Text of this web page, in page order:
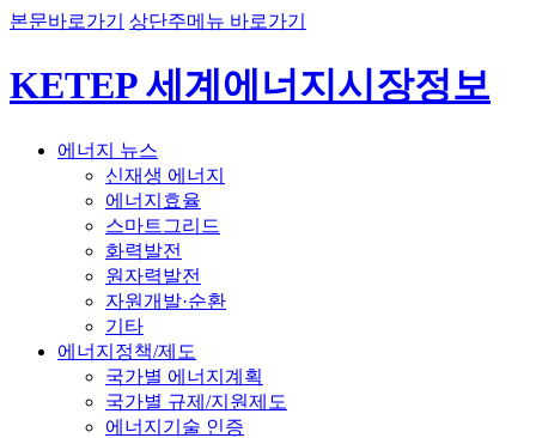
본문바로가기 상단주메뉴 바로가기
KETEP 세계에너지시장정보
에너지 뉴스
신재생 에너지
에너지효율
스마트그리드
화력발전
원자력발전
자원개발·순환
기타
에너지정책/제도
국가별 에너지계획
국가별 규제/지원제도
에너지기술 인증